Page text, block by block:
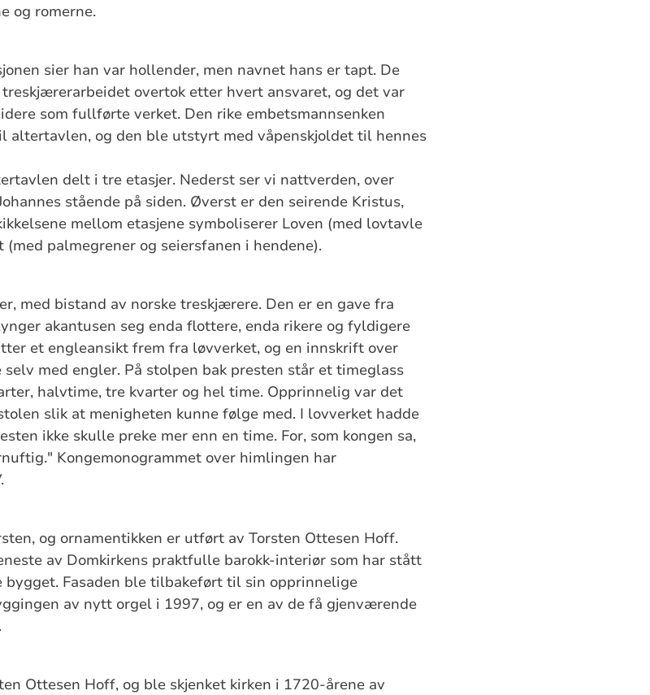
og romerne.
sier han var hollender, men navnet hans er tapt. De
overtok etter hvert ansvaret, og det var
som fullførte verket. Den rike embetsmannsenken
altertavlen, og den ble utstyrt med våpenskjoldet til hennes
delt i tre etasjer. Nederst ser vi nattverden, over
stående på siden. Øverst er den seirende Kristus,
mellom etasjene symboliserer Loven (med lovtavle
palmegrener og seiersfanen i hendene).
med bistand av norske treskjærere. Den er en gave fra
akantusen seg enda flottere, enda rikere og fyldigere
et engleansikt frem fra løvverket, og en innskrift over
med engler. På stolpen bak presten står et timeglass
halvtime, tre kvarter og hel time. Opprinnelig var det
slik at menigheten kunne følge med. I lovverket hadde
ikke skulle preke mer enn en time. For, som kongen sa,
Kongemonogrammet over himlingen har
og ornamentikken er utført av Torsten Ottesen Hoff.
av Domkirkens praktfulle barokk-interiør som har stått
bygget. Fasaden ble tilbakeført til sin opprinnelige
av nytt orgel i 1997, og er en av de få gjenværende
Ottesen Hoff, og ble skjenket kirken i 1720-årene av